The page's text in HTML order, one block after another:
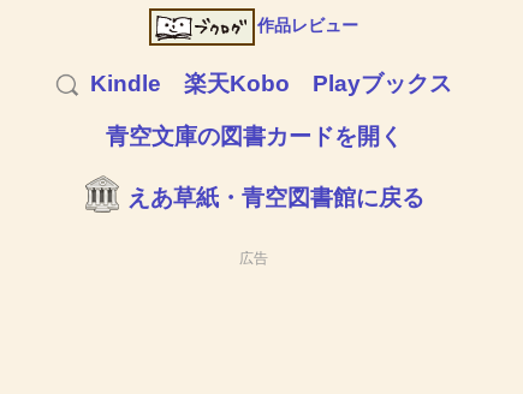
作品レビュー
Kindle 楽天Kobo Playブックス
青空文庫の図書カードを開く
えあ草紙・青空図書館に戻る
広告